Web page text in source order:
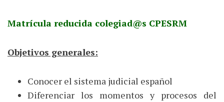
Matrícula reducida colegiad@s CPESRM
Objetivos generales:
Conocer el sistema judicial español
Diferenciar los momentos y procesos del